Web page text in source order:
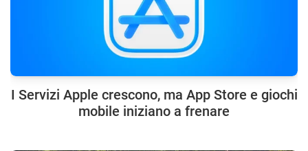
I Servizi Apple crescono, ma App Store e giochi
mobile iniziano a frenare